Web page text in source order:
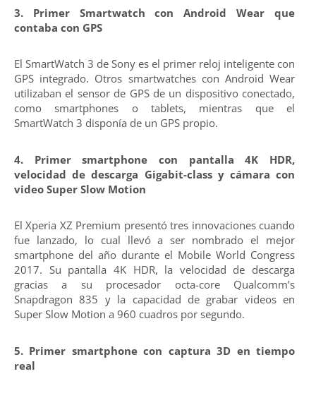
3. Primer Smartwatch con Android Wear que
contaba con GPS
El SmartWatch 3 de Sony es el primer reloj inteligente con
GPS integrado. Otros smartwatches con Android Wear
utilizaban el sensor de GPS de un dispositivo conectado,
como smartphones o tablets, mientras que el
SmartWatch 3 disponía de un GPS propio.
4. Primer smartphone con pantalla 4K HDR,
velocidad de descarga Gigabit-class y cámara con
video Super Slow Motion
El Xperia XZ Premium presentó tres innovaciones cuando
fue lanzado, lo cual llevó a ser nombrado el mejor
smartphone del año durante el Mobile World Congress
2017. Su pantalla 4K HDR, la velocidad de descarga
gracias a su procesador octa-core Qualcomm’s
Snapdragon 835 y la capacidad de grabar videos en
Super Slow Motion a 960 cuadros por segundo.
5. Primer smartphone con captura 3D en tiempo
real